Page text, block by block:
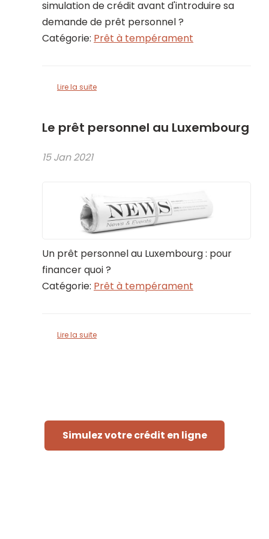
simulation de crédit avant d'introduire sa
demande de prêt personnel ?
Catégorie: Prêt à tempérament
Lire la suite
Le prêt personnel au Luxembourg
15 Jan 2021
Un prêt personnel au Luxembourg : pour
financer quoi ?
Catégorie: Prêt à tempérament
Lire la suite
Simulez votre crédit en ligne